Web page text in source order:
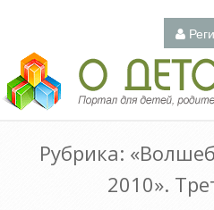
Педагогический портал «О
Рубрика:
2010».